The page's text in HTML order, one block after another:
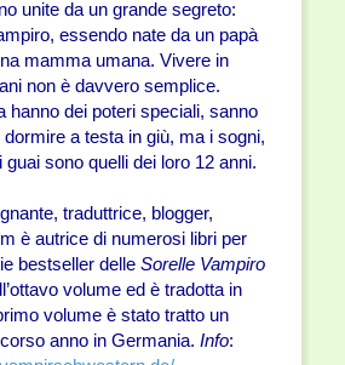
unite da un grande segreto:
essendo nate da un papà
mamma umana. Vivere in
non è davvero semplice.
hanno dei poteri speciali, sanno
a testa in giù, ma i sogni,
guai sono quelli dei loro 12 anni.
traduttrice, blogger,
è autrice di numerosi libri per
bestseller delle Sorelle Vampiro
volume ed è tradotta in
volume è stato tratto un
anno in Germania. Info: